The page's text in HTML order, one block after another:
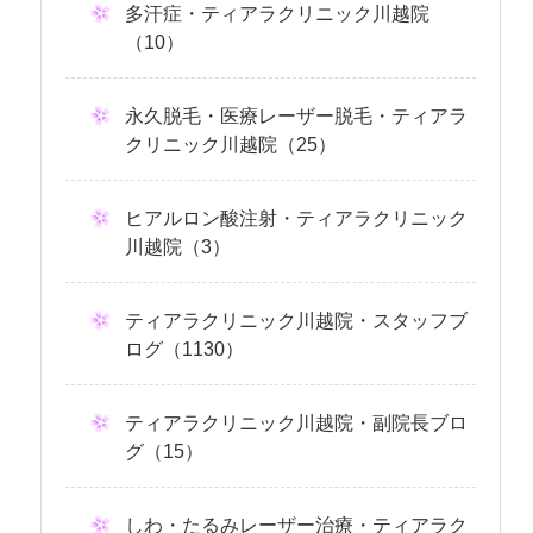
多汗症・ティアラクリニック川越院
（10）
永久脱毛・医療レーザー脱毛・ティアラ
クリニック川越院（25）
ヒアルロン酸注射・ティアラクリニック
川越院（3）
ティアラクリニック川越院・スタッフブ
ログ（1130）
ティアラクリニック川越院・副院長ブロ
グ（15）
しわ・たるみレーザー治療・ティアラク